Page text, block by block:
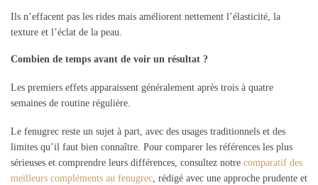
Ils n’effacent pas les rides mais améliorent nettement l’élasticité, la
texture et l’éclat de la peau.
Combien de temps avant de voir un résultat ?
Les premiers effets apparaissent généralement après trois à quatre
semaines de routine régulière.
Le fenugrec reste un sujet à part, avec des usages traditionnels et des
limites qu’il faut bien connaître. Pour comparer les références les plus
sérieuses et comprendre leurs différences, consultez notre comparatif des
meilleurs compléments au fenugrec, rédigé avec une approche prudente et